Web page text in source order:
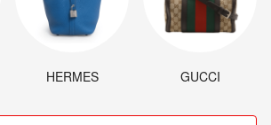
HERMES GUCCI